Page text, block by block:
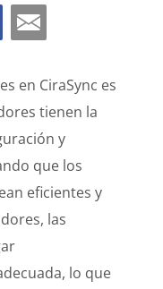
en CiraSync es
tienen la
y
que los
eficientes y
las
lo que